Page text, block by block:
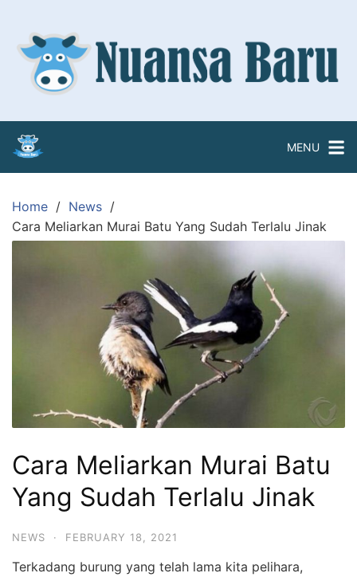
content
MENU
Home
News
Cara Meliarkan Murai Batu Yang Sudah Terlalu Jinak
Cara Meliarkan Murai Batu
Yang Sudah Terlalu Jinak
NEWS · FEBRUARY 18, 2021
Terkadang burung yang telah lama kita pelihara,